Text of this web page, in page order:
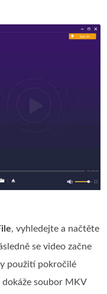
, vyhledejte a načtěte
se video začne
použití pokročilé
soubor MKV